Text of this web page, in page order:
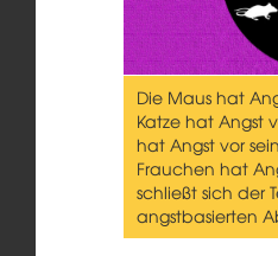
Die Maus hat
Katze hat Angst
hat Angst vor
Frauchen hat
schließt sich der
angstbasierten